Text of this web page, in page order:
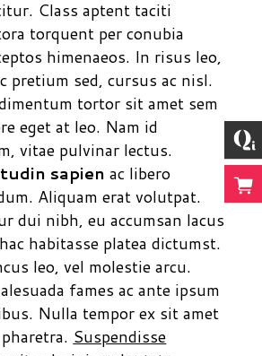
Class aptent taciti
torquent per conubia
himenaeos. In risus leo,
pretium sed, cursus ac nisl.
tortor sit amet sem
eget at leo. Nam id
vitae pulvinar lectus.
sapien ac libero
Aliquam erat volutpat.
dui nibh, eu accumsan lacus
habitasse platea dictumst.
leo, vel molestie arcu.
fames ac ante ipsum
Nulla tempor ex sit amet
Suspendisse